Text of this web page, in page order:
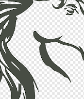
i
o
n